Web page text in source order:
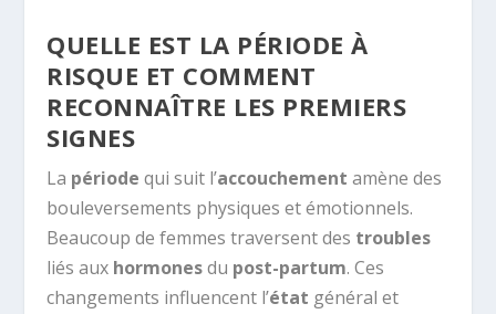
QUELLE EST LA PÉRIODE À
RISQUE ET COMMENT
RECONNAÎTRE LES PREMIERS
SIGNES
La période qui suit l’accouchement amène des
bouleversements physiques et émotionnels.
Beaucoup de femmes traversent des troubles
liés aux hormonesdu post-partum. Ces
changements influencent l’état général et